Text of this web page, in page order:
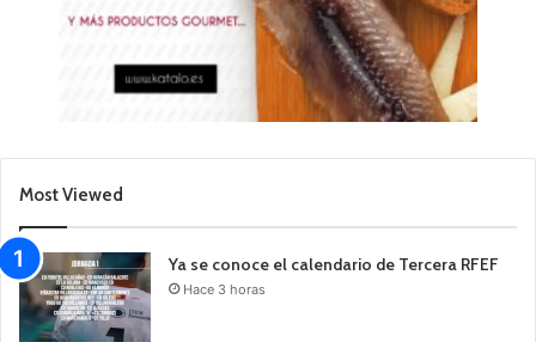
Most Viewed
Ya se conoce el calendario de Tercera RFEF
Hace 3 horas